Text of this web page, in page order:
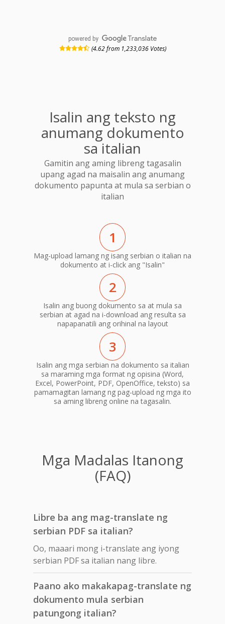
powered by
(4.62 from 1,233,036 Votes)
Isalin ang teksto ng
anumang dokumento
sa italian
Gamitin ang aming libreng tagasalin
upang agad na maisalin ang anumang
dokumento papunta at mula sa serbian o
italian
1
Mag-upload lamang ng isang serbian o italian na
dokumento at i-click ang "Isalin"
2
Isalin ang buong dokumento sa at mula sa
serbian at agad na i-download ang resulta sa
napapanatili ang orihinal na layout
3
Isalin ang mga serbian na dokumento sa italian
sa maraming mga format ng opisina (Word,
Excel, PowerPoint, PDF, OpenOffice, teksto) sa
pamamagitan lamang ng pag-upload ng mga ito
sa aming libreng online na tagasalin.
Mga Madalas Itanong
(FAQ)
Libre ba ang mag-translate ng
serbian PDF sa italian?
Oo, maaari mong i-translate ang iyong
serbian PDF sa italian nang libre.
Paano ako makakapag-translate ng
dokumento mula serbian
patungong italian?